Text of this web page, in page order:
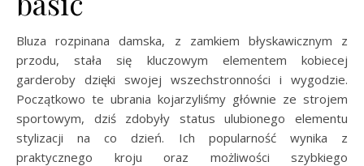
Bluza rozpinana damska, z zamkiem błyskawicznym z
przodu, stała się kluczowym elementem kobiecej
garderoby dzięki swojej wszechstronności i wygodzie.
Początkowo te ubrania kojarzyliśmy głównie ze strojem
sportowym, dziś zdobyły status ulubionego elementu
stylizacji na co dzień. Ich popularność wynika z
praktycznego kroju oraz możliwości szybkiego